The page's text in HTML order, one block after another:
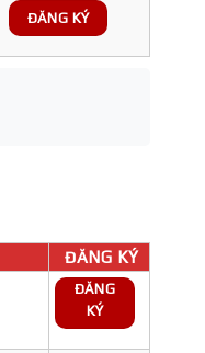
ĐĂNG KÝ
ĐĂNG KÝ
ĐĂNG
KÝ